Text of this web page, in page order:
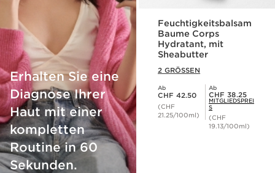
Erhalten Sie eine
Diagnose Ihrer
Haut mit einer
kompletten
Routine in 60
Sekunden.
Feuchtigkeitsbalsam
Baume Corps
Hydratant, mit
Sheabutter
2 GRÖSSEN
Ab
Aktueller Preis CHF 42.50
CHF 42.50
(CHF
21.25/100ml)
Ab
Mitgliederpreis CHF 38.25
CHF 38.25
MITGLIEDSPREI
S
(CHF
19.13/100ml)